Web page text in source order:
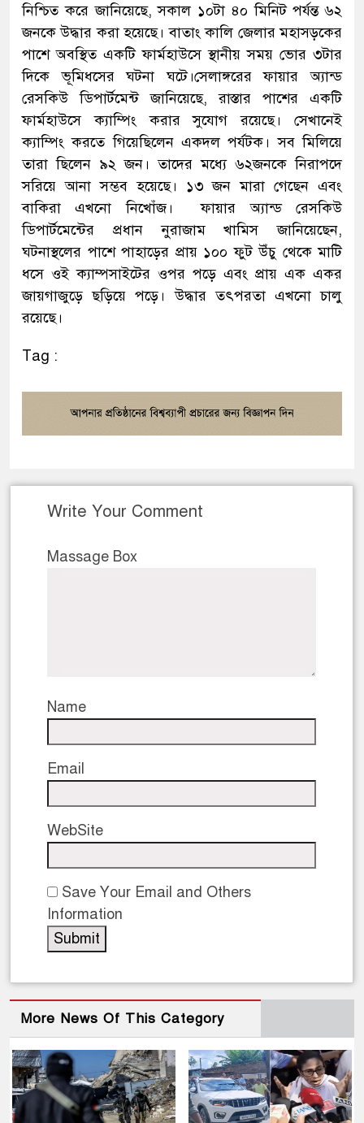
নিশ্চিত করে জানিয়েছে, সকাল ১০টা ৪০ মিনিট পর্যন্ত ৬২
জনকে উদ্ধার করা হয়েছে। বাতাং কালি জেলার মহাসড়কের
পাশে অবস্থিত একটি ফার্মহাউসে স্থানীয় সময় ভোর ৩টার
দিকে ভূমিধসের ঘটনা ঘটে।সেলাঙ্গরের ফায়ার অ্যান্ড
রেসকিউ ডিপার্টমেন্ট জানিয়েছে, রাস্তার পাশের একটি
ফার্মহাউসে ক্যাম্পিং করার সুযোগ রয়েছে। সেখানেই
ক্যাম্পিং করতে গিয়েছিলেন একদল পর্যটক। সব মিলিয়ে
তারা ছিলেন ৯২ জন। তাদের মধ্যে ৬২জনকে নিরাপদে
সরিয়ে আনা সম্ভব হয়েছে। ১৩ জন মারা গেছেন এবং
বাকিরা এখনো নিখোঁজ। ফায়ার অ্যান্ড রেসকিউ
ডিপার্টমেন্টের প্রধান নুরাজাম খামিস জানিয়েছেন,
ঘটনাস্থলের পাশে পাহাড়ের প্রায় ১০০ ফুট উঁচু থেকে মাটি
ধসে ওই ক্যাম্পসাইটের ওপর পড়ে এবং প্রায় এক একর
জায়গাজুড়ে ছড়িয়ে পড়ে। উদ্ধার তৎপরতা এখনো চালু
রয়েছে।
Tag :
Write Your Comment
Massage Box
Name
Email
WebSite
Save Your Email and Others
Information
More News Of This Category